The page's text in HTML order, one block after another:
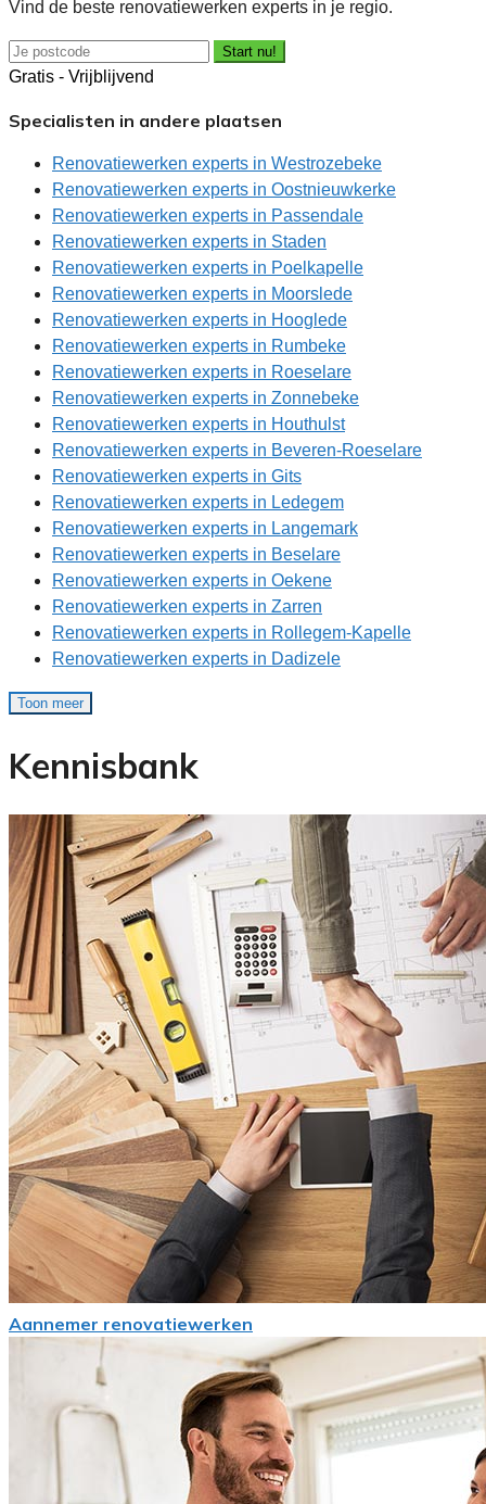
Vind de beste renovatiewerken experts in je regio.
Start nu!
Gratis - Vrijblijvend
Specialisten in andere plaatsen
Renovatiewerken experts in Westrozebeke
Renovatiewerken experts in Oostnieuwkerke
Renovatiewerken experts in Passendale
Renovatiewerken experts in Staden
Renovatiewerken experts in Poelkapelle
Renovatiewerken experts in Moorslede
Renovatiewerken experts in Hooglede
Renovatiewerken experts in Rumbeke
Renovatiewerken experts in Roeselare
Renovatiewerken experts in Zonnebeke
Renovatiewerken experts in Houthulst
Renovatiewerken experts in Beveren-Roeselare
Renovatiewerken experts in Gits
Renovatiewerken experts in Ledegem
Renovatiewerken experts in Langemark
Renovatiewerken experts in Beselare
Renovatiewerken experts in Oekene
Renovatiewerken experts in Zarren
Renovatiewerken experts in Rollegem-Kapelle
Renovatiewerken experts in Dadizele
Toon meer
Kennisbank
Aannemer renovatiewerken